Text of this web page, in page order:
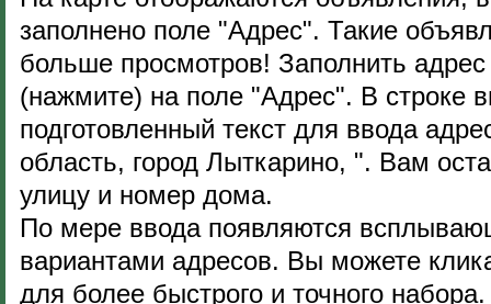
заполнено поле "Адрес". Такие
больше просмотров! Заполнить адрес
(нажмите) на поле "Адрес". В строке
подготовленный текст для ввода
область, город Лыткарино, ". Вам
улицу и номер дома.
По мере ввода появляются
вариантами адресов. Вы можете
для более быстрого и точного